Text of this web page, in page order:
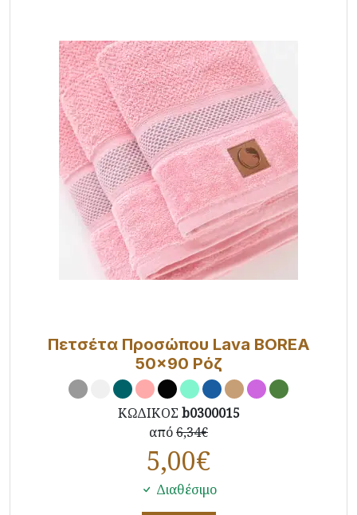
Πετσέτα Προσώπου Lava BOREA
50x90 Ρόζ
ΚΩΔΙΚΟΣ b0300015
από6,34€
5,00€
Διαθέσιμο